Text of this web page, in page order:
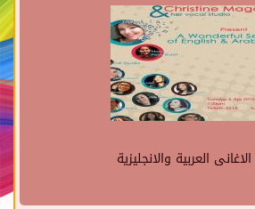
العربية والانجليزية